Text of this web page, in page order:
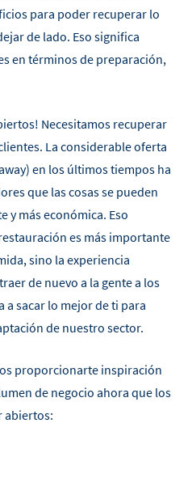
para poder recuperar lo
de lado. Eso significa
en términos de preparación,
Necesitamos recuperar
La considerable oferta
en los últimos tiempos ha
que las cosas se pueden
y más económica. Eso
es más importante
sino la experiencia
de nuevo a la gente a los
a sacar lo mejor de ti para
de nuestro sector.
proporcionarte inspiración
de negocio ahora que los
abiertos: